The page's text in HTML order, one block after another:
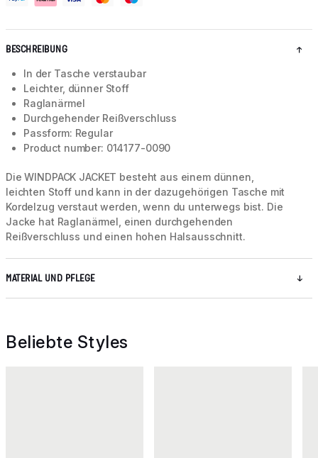
BESCHREIBUNG
In der Tasche verstaubar
Leichter, dünner Stoff
Raglanärmel
Durchgehender Reißverschluss
Passform: Regular
Product number: 014177-0090
Die WINDPACK JACKET besteht aus einem dünnen,
leichten Stoff und kann in der dazugehörigen Tasche mit
Kordelzug verstaut werden, wenn du unterwegs bist. Die
Jacke hat Raglanärmel, einen durchgehenden
Reißverschluss und einen hohen Halsausschnitt.
MATERIAL UND PFLEGE
Beliebte Styles